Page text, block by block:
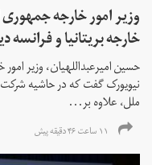
وزیر امور خارجه
خارجه بریتانیا و فرانسه
حسین امیرعبداللهیان، وزیر
نیویورک گفت که در حاشیه
ملل، علاوه بر...
۱۱ ساعت ۴۶ دقیقه پیش